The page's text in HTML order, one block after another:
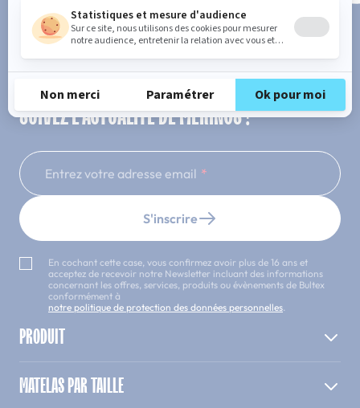
SUIVEZ L'ACTUALITÉ DE MERINOS !
Entrez votre adresse email
S'inscrire
En cochant cette case, vous confirmez avoir plus de 16 ans et
acceptez de recevoir notre Newsletter incluant des informations
concernant les offres, services, produits ou évènements de Bultex
conformément à
notre politique de protection des données personnelles.
PRODUIT
MATELAS PAR TAILLE